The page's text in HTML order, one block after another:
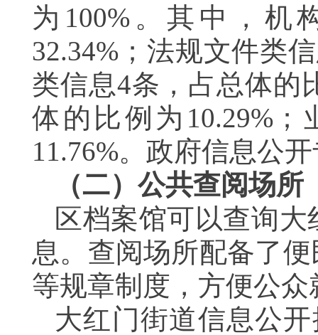
为 100%。其中，机
32.34% ；法规文件类
类信息4条，占总体的
体的比例为 10.29%；
11.76%。政府信息公
（二）公共查阅场所
区档案馆可以查询
息。查阅场所配备了
等规章制度，方便公
大红门街道信息公